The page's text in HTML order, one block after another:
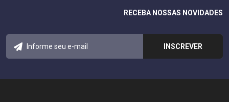
RECEBA NOSSAS NOVIDADES